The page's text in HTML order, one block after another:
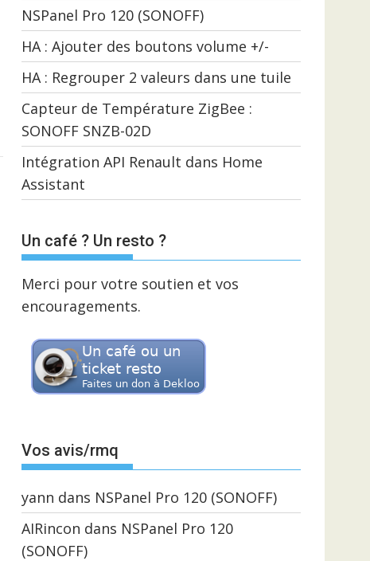
NSPanel Pro 120 (SONOFF)
HA : Ajouter des boutons volume +/-
HA : Regrouper 2 valeurs dans une tuile
Capteur de Température ZigBee :
SONOFF SNZB-02D
Intégration API Renault dans Home
Assistant
Un café ? Un resto ?
Merci pour votre soutien et vos
encouragements.
Vos avis/rmq
yann dans NSPanel Pro 120 (SONOFF)
AIRincon dans NSPanel Pro 120
(SONOFF)